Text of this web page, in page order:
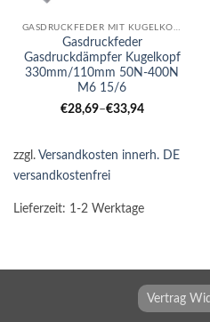
GASDRUCKFEDER MIT KUGELKOPF
Gasdruckfeder
Gasdruckdämpfer Kugelkopf
330mm/110mm 50N-400N
M6 15/6
€28,69–€33,94
zzgl. Versandkosten innerh. DE
versandkostenfrei
Lieferzeit: 1-2 Werktage
Vertrag